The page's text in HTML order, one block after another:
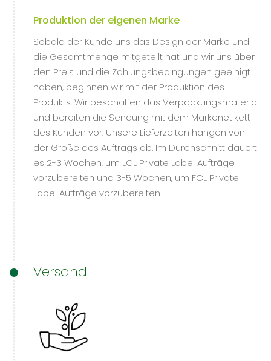
Produktion der eigenen Marke
Sobald der Kunde uns das Design der Marke und
die Gesamtmenge mitgeteilt hat und wir uns über
den Preis und die Zahlungsbedingungen geeinigt
haben, beginnen wir mit der Produktion des
Produkts. Wir beschaffen das Verpackungsmaterial
und bereiten die Sendung mit dem Markenetikett
des Kunden vor. Unsere Lieferzeiten hängen von
der Größe des Auftrags ab. Im Durchschnitt dauert
es 2-3 Wochen, um LCL Private Label Aufträge
vorzubereiten und 3-5 Wochen, um FCL Private
Label Aufträge vorzubereiten.
Versand